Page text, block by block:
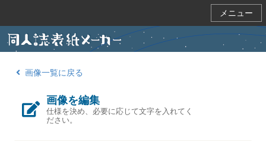
メニュー
画像一覧に戻る
画像を編集
仕様を決め、必要に応じて文字を入れてく
ださい。